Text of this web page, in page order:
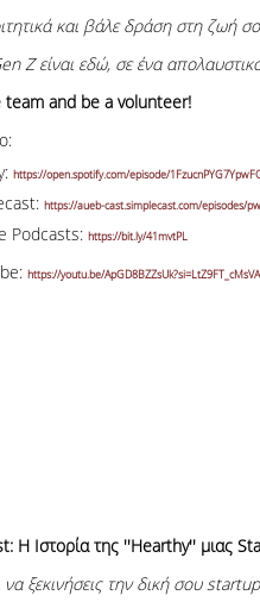
και βάλε δράση στη ζωή
Z είναι εδώ, σε ένα
and be a volunteer!
https://open.spotify.com/episode/
https://aueb-cast.simplecast.com/episodes/
Podcasts: https://bit.ly/41mvtPL
https://youtu.be/
Η Ιστορία της ''Hearthy'' μιας
να ξεκινήσεις την δική σου